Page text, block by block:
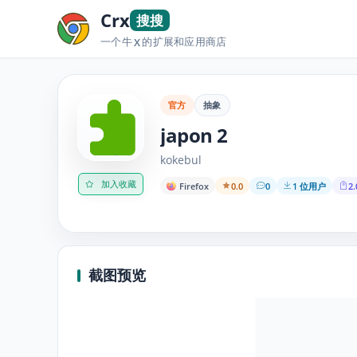
Crx 搜搜
一个牛X的扩展和应用商店
加入收藏
官方 抽象
japon 2
kokebul
Firefox 0.0 0 1 位用户
截图预览